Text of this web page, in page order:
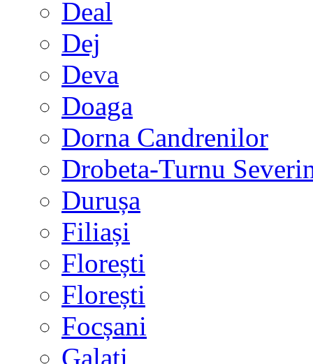
Deal
Dej
Deva
Doaga
Dorna Candrenilor
Drobeta-Turnu
Durușa
Filiași
Florești
Florești
Focșani
Galați